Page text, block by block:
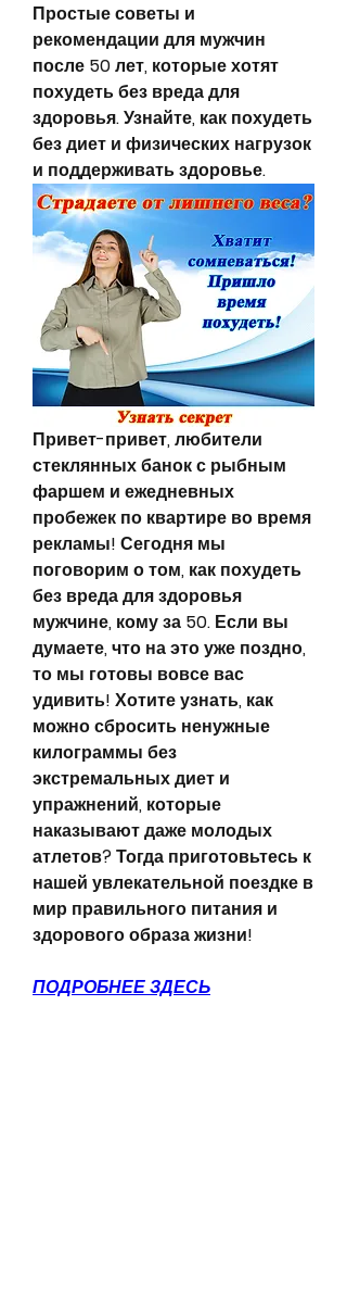
Простые советы и
рекомендации для мужчин
после 50 лет, которые хотят
похудеть без вреда для
здоровья. Узнайте, как похудеть
без диет и физических нагрузок
и поддерживать здоровье.
Привет-привет, любители
стеклянных банок с рыбным
фаршем и ежедневных
пробежек по квартире во время
рекламы! Сегодня мы
поговорим о том, как похудеть
без вреда для здоровья
мужчине, кому за 50. Если вы
думаете, что на это уже поздно,
то мы готовы вовсе вас
удивить! Хотите узнать, как
можно сбросить ненужные
килограммы без
экстремальных диет и
упражнений, которые
наказывают даже молодых
атлетов? Тогда приготовьтесь к
нашей увлекательной поездке в
мир правильного питания и
здорового образа жизни!
ПОДРОБНЕЕ ЗДЕСЬ